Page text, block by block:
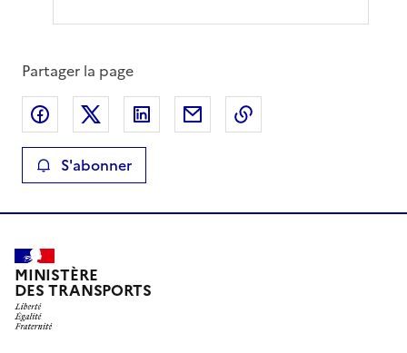
Partager la page
Partager sur Facebook
Partager sur XPartager sur LinkedIn
Partager par email
S'abonner
MINISTÈRE
DES TRANSPORTS